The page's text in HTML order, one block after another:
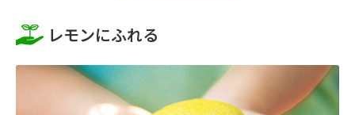
レモンにふれる